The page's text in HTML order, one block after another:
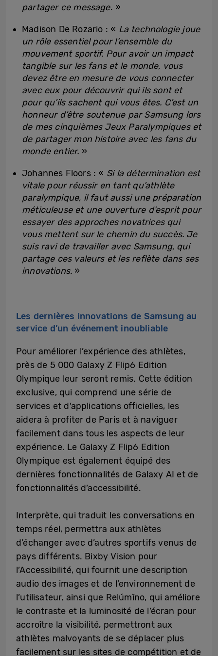
partager ce message. »
Madison De Rozario : « La technologie joue
un rôle essentiel pour l’ensemble du
mouvement sportif. Pour avoir un impact
tangible sur les fans et le monde, vous
devez être en mesure de vous connecter
avec eux pour découvrir qui ils sont et
pour qu’ils sachent qui vous êtes. C’est un
honneur d’être soutenue par Samsung lors
de mes cinquièmes Jeux Paralympiques et
de partager mon histoire avec les fans du
monde entier. »
Johannes Floors : « Si la détermination est
vitale pour réussir en tant qu’athlète
paralympique, il faut aussi une préparation
méticuleuse et une ouverture d’esprit pour
essayer des approches novatrices qui
vous mettent sur le chemin du succès. Je
suis ravi de travailler avec Samsung, qui
partage ces valeurs et les reflète dans ses
innovations. »
Les dernières innovations de Samsung au
service d’un événement inoubliable
Pour améliorer l’expérience des athlètes,
près de 5 000 Galaxy Z Flip6 Edition
Olympique leur seront remis. Cette édition
exclusive, qui comprend une série de
services et d’applications officielles, les
aidera à profiter de Paris et à naviguer
facilement dans tous les aspects de leur
expérience. Le Galaxy Z Flip6 Edition
Olympique est également équipé des
dernières fonctionnalités de Galaxy AI et de
fonctionnalités d’accessibilité.
Interprète, qui traduit les conversations en
temps réel, permettra aux athlètes
d’échanger avec d’autres sportifs venus de
pays différents. Bixby Vision pour
l’Accessibilité, qui fournit une description
audio des images et de l’environnement de
l’utilisateur, ainsi que Relúmĭno, qui améliore
le contraste et la luminosité de l’écran pour
accroître la visibilité, permettront aux
athlètes malvoyants de se déplacer plus
facilement sur les sites de compétition et de